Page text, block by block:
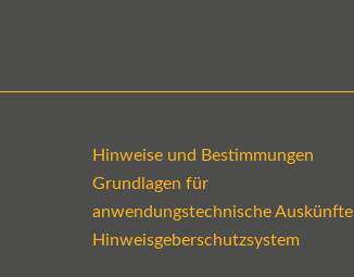
Hinweise und Bestimmungen
Grundlagen für
anwendungstechnische Auskünfte
Hinweisgeberschutzsystem